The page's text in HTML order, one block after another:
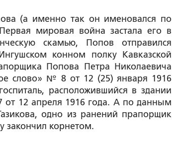
(а именно так он именовался по
мировая война застала его в
скамью, Попов отправился
конном полку Кавказской
Попова Петра Николаевича
слово» № 8 от 12 (25) января 1916
расположившийся в здании
от 12 апреля 1916 года. А по данным
одно из ранений прапорщик
закончил корнетом.